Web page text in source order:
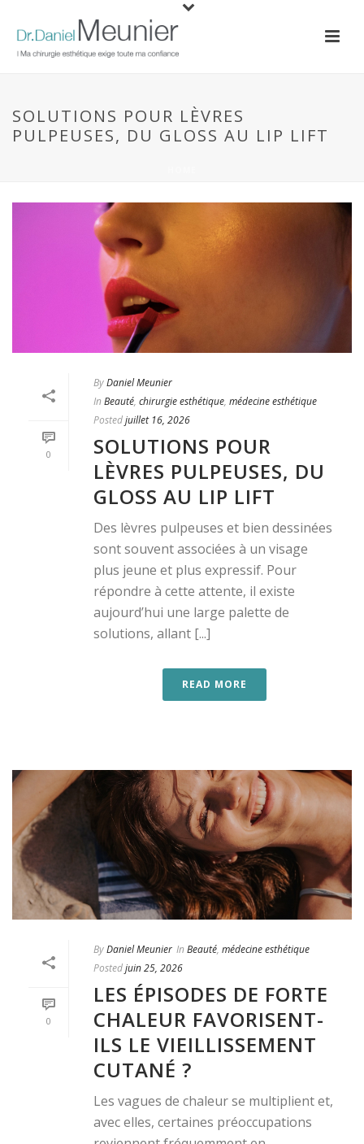
SOLUTIONS POUR LÈVRES
PULPEUSES, DU GLOSS AU LIP LIFT
0
ByDaniel Meunier
In Beauté, chirurgie esthétique, médecine esthétique
Postedjuillet 16, 2026
SOLUTIONS POUR
LÈVRES PULPEUSES, DU
GLOSS AU LIP LIFT
Des lèvres pulpeuses et bien dessinées
sont souvent associées à un visage
plus jeune et plus expressif. Pour
répondre à cette attente, il existe
aujourd’hui une large palette de
solutions, allant [...]
READ MORE
0
ByDaniel Meunier In Beauté, médecine esthétique
Postedjuin 25, 2026
LES ÉPISODES DE FORTE
CHALEUR FAVORISENT-
ILS LE VIEILLISSEMENT
CUTANÉ ?
Les vagues de chaleur se multiplient et,
avec elles, certaines préoccupations